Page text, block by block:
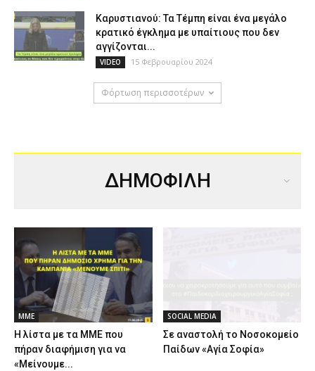
Καρυστιανού: Τα Τέμπη είναι ένα μεγάλο
κρατικό έγκλημα με υπαίτιους που δεν
αγγίζονται...
VIDEO 15 Φεβρουαρίου 2024
Φόρτωση περισσοτέρων
ΔΗΜΟΦΙΛΗ
ΜΜΕ
Η λίστα με τα ΜΜΕ που
πήραν διαφήμιση για να
«Μείνουμε...
SOCIAL MEDIA
Σε αναστολή το Νοσοκομείο
Παίδων «Αγία Σοφία»